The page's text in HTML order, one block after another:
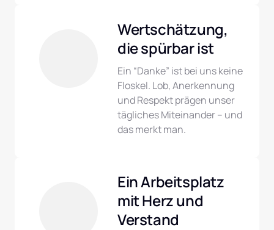
Wertschätzung,
die spürbar ist
Ein “Danke” ist bei uns keine
Floskel. Lob, Anerkennung
und Respekt prägen unser
tägliches Miteinander – und
das merkt man.
Ein Arbeitsplatz
mit Herz und
Verstand